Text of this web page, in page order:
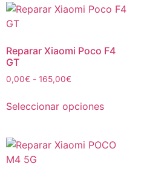
Reparar Xiaomi Poco F4
GT
0,00€ - 165,00€
Seleccionar opciones